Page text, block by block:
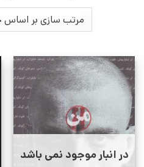
در انبار موجود نمی باشد